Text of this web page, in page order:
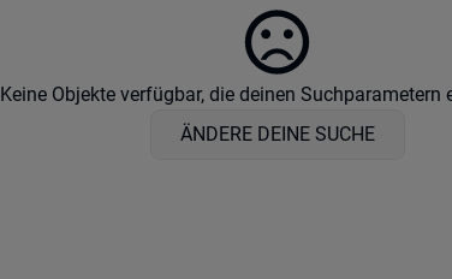
Keine Objekte verfügbar, die deinen Suchparametern
ÄNDERE DEINE SUCHE